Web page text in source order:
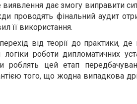
виявлення дає змогу виправити
проводять фінальний аудит
її використання.
від теорії до практики,
роботи дипломатичних
роблять цей етап
того, що жодна випадкова